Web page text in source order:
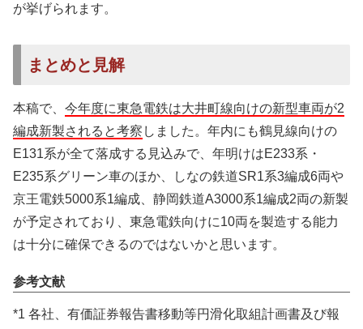
が挙げられます。
まとめと見解
本稿で、 今年度に東急電鉄は大井町線向けの新型車両が2
編成新製されると考察 しました。年内にも鶴見線向けの
E131系が全て落成する見込みで、年明けはE233系・
E235系グリーン車のほか、しなの鉄道SR1系3編成6両や
京王電鉄5000系1編成、静岡鉄道A3000系1編成2両の新製
が予定されており、東急電鉄向けに10両を製造する能力
は十分に確保できるのではないかと思います。
参考文献
*1 各社、有価証券報告書移動等円滑化取組計画書及び報